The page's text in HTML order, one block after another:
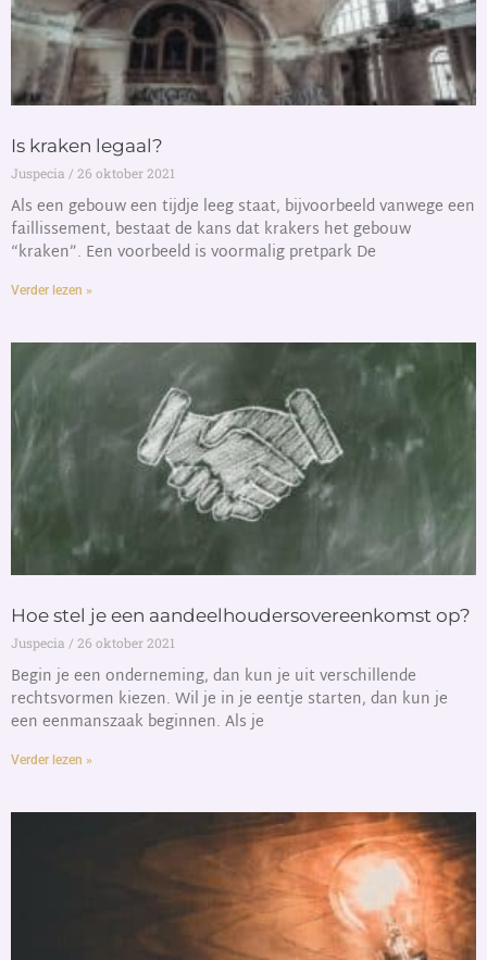
Is kraken legaal?
Juspecia 26 oktober 2021
Als een gebouw een tijdje leeg staat, bijvoorbeeld vanwege een
faillissement, bestaat de kans dat krakers het gebouw
“kraken”. Een voorbeeld is voormalig pretpark De
Verder lezen »
Hoe stel je een aandeelhoudersovereenkomst op?
Juspecia 26 oktober 2021
Begin je een onderneming, dan kun je uit verschillende
rechtsvormen kiezen. Wil je in je eentje starten, dan kun je
een eenmanszaak beginnen. Als je
Verder lezen »